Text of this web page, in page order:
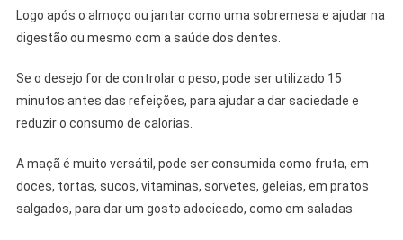
Logo após o almoço ou jantar como uma sobremesa e ajudar na
digestão ou mesmo com a saúde dos dentes.
Se o desejo for de controlar o peso, pode ser utilizado 15
minutos antes das refeições, para ajudar a dar saciedade e
reduzir o consumo de calorias.
A maçã é muito versátil, pode ser consumida como fruta, em
doces, tortas, sucos, vitaminas, sorvetes, geleias, em pratos
salgados, para dar um gosto adocicado, como em saladas.